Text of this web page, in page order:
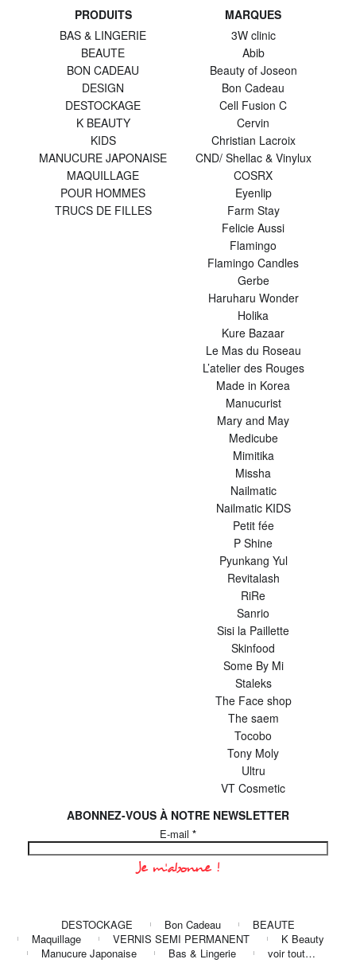
PRODUITS
BAS & LINGERIE
BEAUTE
BON CADEAU
DESIGN
DESTOCKAGE
K BEAUTY
KIDS
MANUCURE JAPONAISE
MAQUILLAGE
POUR HOMMES
TRUCS DE FILLES
MARQUES
3W clinic
Abib
Beauty of Joseon
Bon Cadeau
Cell Fusion C
Cervin
Christian Lacroix
CND/ Shellac & Vinylux
COSRX
Eyenlip
Farm Stay
Felicie Aussi
Flamingo
Flamingo Candles
Gerbe
Haruharu Wonder
Holika
Kure Bazaar
Le Mas du Roseau
L’atelier des Rouges
Made in Korea
Manucurist
Mary and May
Medicube
Mimitika
Missha
Nailmatic
Nailmatic KIDS
Petit fée
P Shine
Pyunkang Yul
Revitalash
RiRe
Sanrio
Sisi la Paillette
Skinfood
Some By Mi
Staleks
The Face shop
The saem
Tocobo
Tony Moly
Ultru
VT Cosmetic
ABONNEZ-VOUS À NOTRE NEWSLETTER
E-mail *
DESTOCKAGE Bon Cadeau
BEAUTE
Maquillage
VERNIS SEMI PERMANENT
K Beauty
Manucure Japonaise
Bas & Lingerie voir tout…